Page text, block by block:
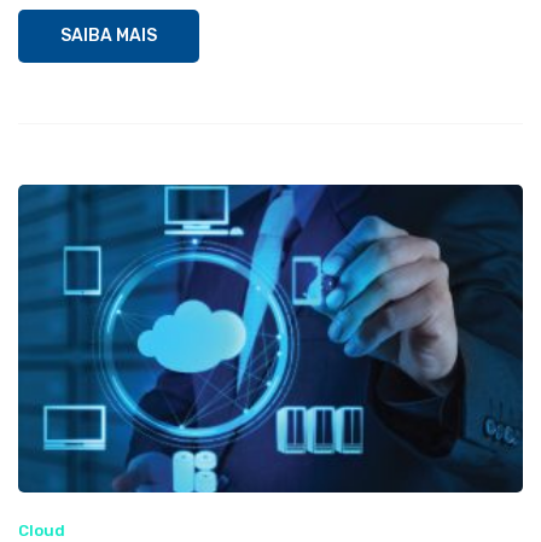
SAIBA MAIS
Cloud